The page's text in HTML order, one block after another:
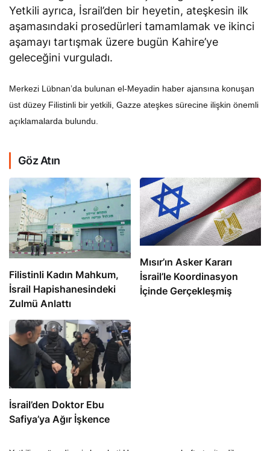
Yetkili ayrıca, İsrail’den bir heyetin, ateşkesin ilk
aşamasındaki prosedürleri tamamlamak ve ikinci
aşamayı tartışmak üzere bugün Kahire’ye
geleceğini vurguladı.
Merkezi Lübnan’da bulunan el-Meyadin haber ajansına konuşan
üst düzey Filistinli bir yetkili, Gazze ateşkes sürecine ilişkin önemli
açıklamalarda bulundu.
Göz Atın
Filistinli Kadın Mahkum,
İsrail Hapishanesindeki
Zulmü Anlattı
Mısır’ın Asker Kararı
İsrail’le Koordinasyon
İçinde Gerçekleşmiş
İsrail’den Doktor Ebu
Safiya’ya Ağır İşkence